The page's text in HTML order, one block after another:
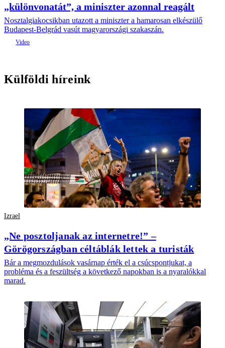
„különvonatát”, a miniszter azonnal reagált
Nosztalgiakocsikban utazott a miniszter a hamarosan elkészülő
Budapest-Belgrád vasút magyarországi szakaszán.
Külföldi híreink
Izrael
„Ne posztoljanak az internetre!” –
Görögországban céltáblák lettek a turisták
Bár a megmozdulások vasárnap érték el a csúcspontjukat, a
probléma és a feszültség a következő napokban is a nyaralókkal
marad.